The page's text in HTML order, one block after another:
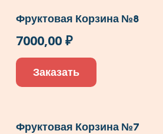
Фруктовая Корзина №8
7000,00 ₽
Заказать
Фруктовая Корзина №7